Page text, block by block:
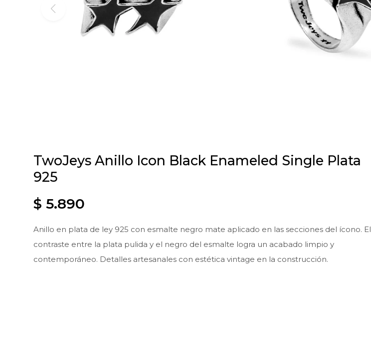
TwoJeys Anillo Icon Black Enameled Single Plata
925
$ 5.890
Anillo en plata de ley 925 con esmalte negro mate aplicado en las secciones del ícono. El
contraste entre la plata pulida y el negro del esmalte logra un acabado limpio y
contemporáneo. Detalles artesanales con estética vintage en la construcción.